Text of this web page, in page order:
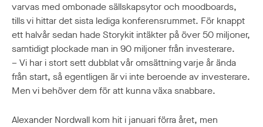
varvas med ombonade sällskapsytor och moodboards,
tills vi hittar det sista lediga konferensrummet. För knappt
ett halvår sedan hade Storykit intäkter på över 50 miljoner,
samtidigt plockade man in 90 miljoner från investerare.
– Vi har i stort sett dubblat vår omsättning varje år ända
från start, så egentligen är vi inte beroende av investerare.
Men vi behöver dem för att kunna växa snabbare.
Alexander Nordwall kom hit i januari förra året, men